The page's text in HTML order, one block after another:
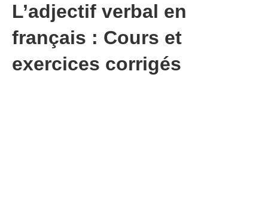
L’adjectif verbal en
français : Cours et
exercices corrigés